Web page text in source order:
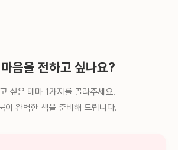
음을 전하고 싶나요?
싶은 테마 1가지를 골라주세요.
이 완벽한 책을 준비해 드립니다.